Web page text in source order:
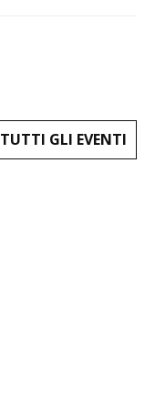
TUTTI GLI EVENTI